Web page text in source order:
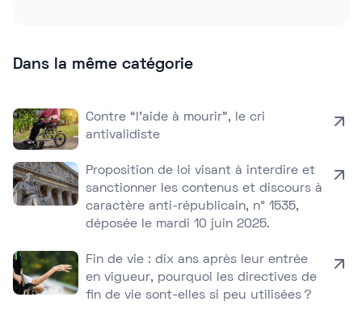
Dans la même catégorie
Contre “l’aide à mourir”, le cri
antivalidiste
Proposition de loi visant à interdire et
sanctionner les contenus et discours à
caractère anti-républicain, n° 1535,
déposée le mardi 10 juin 2025.
Fin de vie : dix ans après leur entrée
en vigueur, pourquoi les directives de
fin de vie sont-elles si peu utilisées ?